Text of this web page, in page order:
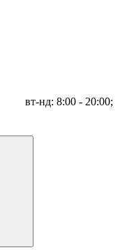
вт-нд: 8:00 - 20:00;